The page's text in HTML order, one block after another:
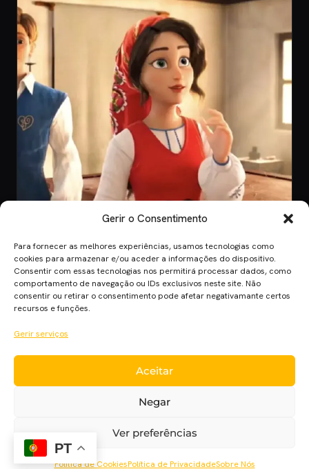
Gerir o Consentimento
Para fornecer as melhores experiências, usamos tecnologias como
cookies para armazenar e/ou aceder a informações do dispositivo.
Consentir com essas tecnologias nos permitirá processar dados, como
comportamento de navegação ou IDs exclusivos neste site. Não
consentir ou retirar o consentimento pode afetar negativamante certos
recursos e funções.
Gerir serviços
Aceitar
Negar
Ver preferências
Política de CookiesPolítica de PrivacidadeSobre Nós
CINEMA
8 Jul 2026
O Novo Teaser de “Viana, A Lenda dos
Corações de Ouro”
produção portuguesa de ani…
Sobre
PT